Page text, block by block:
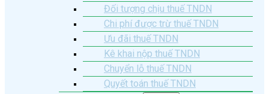
Đối tượng chịu thuế TNDN
Chi phí được trừ thuế TNDN
Ưu đãi thuế TNDN
Kê khai nộp thuế TNDN
Chuyển lỗ thuế TNDN
Quyết toán thuế TNDN